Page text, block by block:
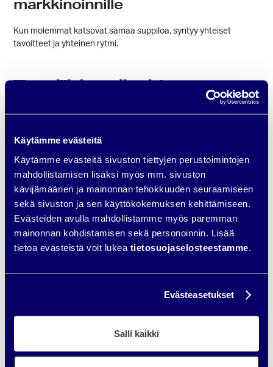
Käytämme evästeitä
Käytämme evästeitä sivuston tiettyjen perustoimintojen
mahdollistamisen lisäksi myös mm. sivuston
kävijämäärien ja mainonnan tehokkuuden seuraamiseen
sekä sivuston ja sen käyttökokemuksen kehittämiseen.
Evästeiden avulla mahdollistamme myös paremman
mainonnan kohdistamisen sekä personoinnin. Lisää
tietoa evästeistä voit lukea tietosuojaselosteestamme
Evästeasetukset
Salli kaikki
Kun molemmat katsovat samaa suppiloa, syntyy yhteiset
tavoitteet ja yhteinen rytmi.
Tyypillisimmät virheet
asiakkaisiin
Mittarit nojaavat näkyvyyteen eikä etenemiseen
Dataa ei hyödynnetä — suppiloa ei päivitetä
Asiakassuhteen jatkopolku unohtuu
Täältä pääset katsomaan Sinisen Härän webinaarin aiheesta:
Vain 5 % B2B-asiakkaista on valmiita ostamaan, entä loput 5 %
?